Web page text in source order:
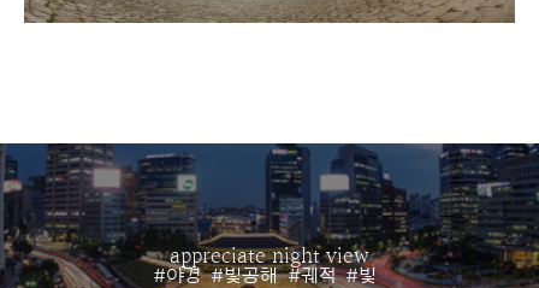
appreciate night view
#야경 #빛공해 #궤적 #빛